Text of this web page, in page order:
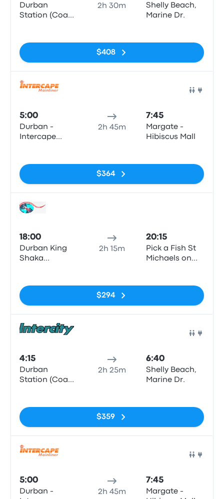
Durban
Station (Coach
2h 30m
Shelly Beach,
Marine Dr.
$408
5:00
Durban -
Intercape
Yengwa
Avenue
2h 45m
7:45
Margate -
Hibiscus Mall
$364
18:00
Durban King
Shaka
2h 15m
20:15
Pick a Fish St
Michaels on
$294
4:15
Durban
Station (Coach
2h 25m
6:40
Shelly Beach,
Marine Dr.
$359
5:00
Durban -
2h 45m
7:45
Margate -